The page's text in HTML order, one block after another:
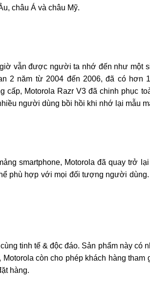
châu Á và châu Mỹ.
vẫn được người ta nhớ đến như một
2 năm từ 2004 đến 2006, đã có hơn
cấp, Motorola Razr V3 đã chinh phục
người dùng bồi hồi khi nhớ lại mẫu
smartphone, Motorola đã quay trở
phù hợp với mọi đối tượng người
tinh tế & độc đáo. Sản phẩm này có
Motorola còn cho phép khách hàng
hàng.